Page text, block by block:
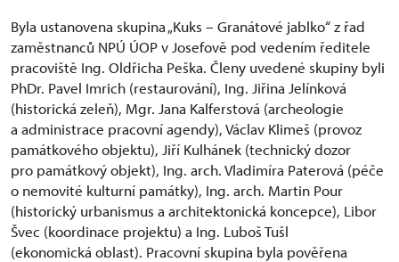
Byla ustanovena skupina „Kuks – Granátové jablko“ z řad
zaměstnanců NPÚ ÚOP v Josefově pod vedením ředitele
pracoviště Ing. Oldřicha Peška. Členy uvedené skupiny byli
PhDr. Pavel Imrich (restaurování), Ing. Jiřina Jelínková
(historická zeleň), Mgr. Jana Kalferstová (archeologie
a administrace pracovní agendy), Václav Klimeš (provoz
památkového objektu), Jiří Kulhánek (technický dozor
pro památkový objekt), Ing. arch. Vladimíra Paterová (péče
o nemovité kulturní památky), Ing. arch. Martin Pour
(historický urbanismus a architektonická koncepce), Libor
Švec (koordinace projektu) a Ing. Luboš Tušl
(ekonomická oblast). Pracovní skupina byla pověřena